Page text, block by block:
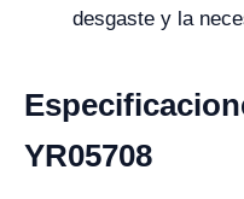
desgaste y la
YR05708